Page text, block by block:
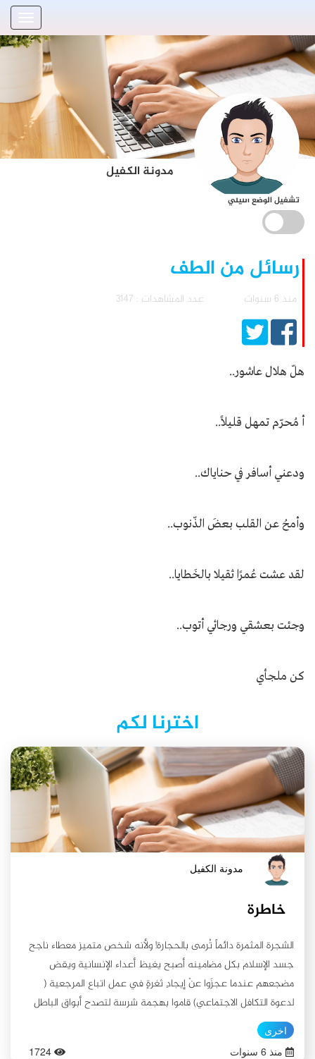
مدونة الكفيل
تشغيل الوضع الليلي
رسائل من الطف
منذ 6 سنوات عدد المشاهدات : 3147
هلّ هلال عاشور..
أ مُحرّم تمهل قليلاً..
ودعني أسافر في حناياك..
وأمحُ عن القلب بعضَ الذّنوب..
لقد عشت عُمرًا ثقيلا بالخَطايا..
وجئت بعشقي ورجائي أتوب..
كن ملجأي
اخترنا لكم
مدونة الكفيل
خاطرة
الشجرة المثمرة دائماً تُرمى بالحجارة! ولأنه شخص متميز معطاء ناجح
جسد الإسلام بكل مضامينه أصبح يغيظ أعداء الإنسانية ويقض
مضجعهم عندما عجزَوا عنْ إيجادِ ثغرةٍ في عمل اتباع المرجعية (
لدعوة التكافل الاجتماعي) قاموا بهجمة شرسة لتصدح أبواق الباطل
إلى وصف عملهم بأنهُ (رياء).. بجهلهم لا يعلمون أن النقد دلالة على
النجاح (وكل إناء بما فيه ينضح)
اخرى
منذ 6 سنوات
1724